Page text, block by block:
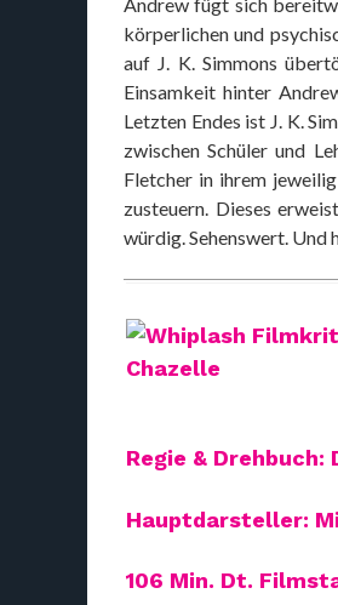
körperlichen und
auf J. K. Simmons
Einsamkeit hinter
Letzten Endes ist J. K.
zwischen Schüler und
Fletcher in ihrem
zusteuern. Dieses
würdig. Sehenswert. Und
Regie & Drehbuch:
Hauptdarsteller:
106 Min. Dt.